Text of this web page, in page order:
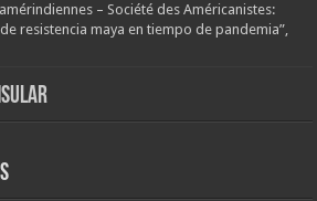
– Société des Américanistes:
resistencia maya en tiempo de pandemia”,